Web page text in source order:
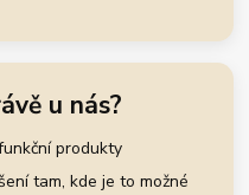
u nás?
produkty
tam, kde je to možné